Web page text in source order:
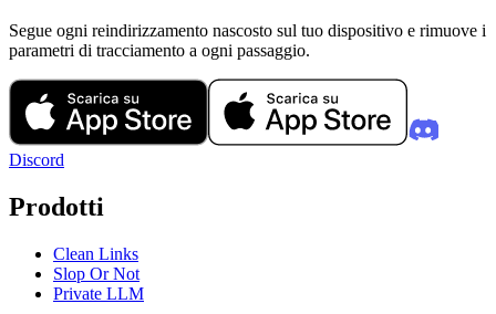
Segue ogni reindirizzamento nascosto sul tuo dispositivo e rimuove i
parametri di tracciamento a ogni passaggio.
Discord
Prodotti
Clean Links
Slop Or Not
Private LLM